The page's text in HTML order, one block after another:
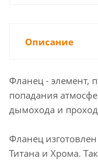
Описание
Фланец - элемент,
попадания
дымохода и
Фланец
Титана и Хрома.